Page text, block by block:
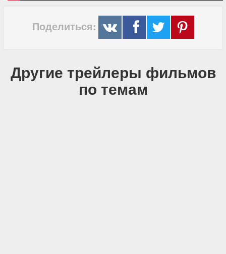
Поделиться:
Другие трейлеры фильмов
по темам